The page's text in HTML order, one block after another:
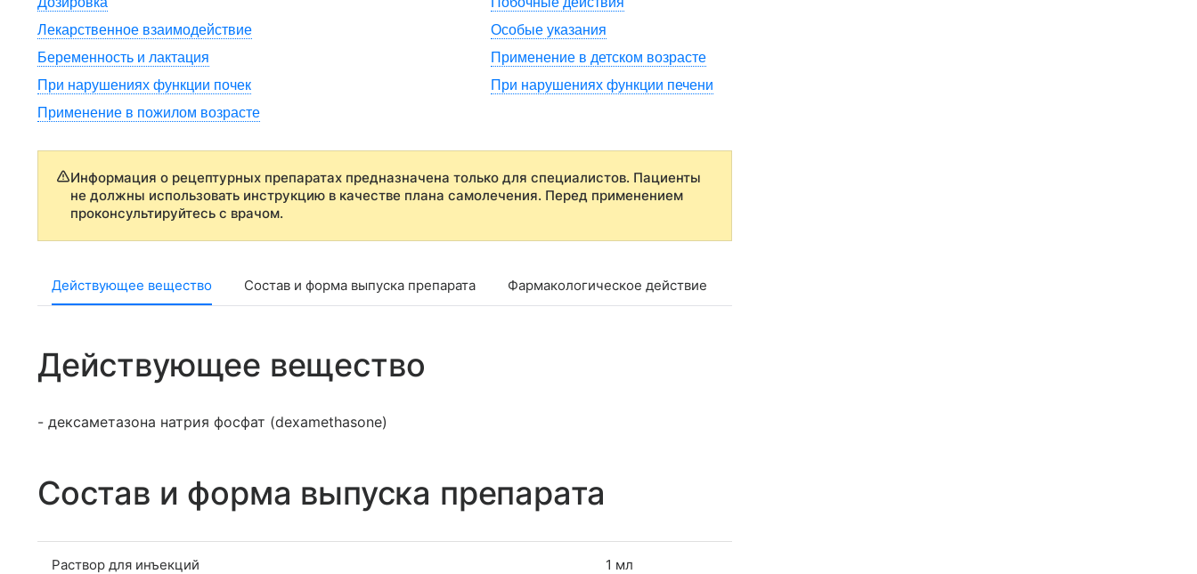
Лекарственное взаимодействие
Особые указания
Беременность и лактация
Применение в детском возрасте
При нарушениях функции почек
При нарушениях функции печени
Применение в пожилом возрасте
Информация о рецептурных препаратах предназначена только для специалистов. Пациенты
не должны использовать инструкцию в качестве плана самолечения. Перед применением
проконсультируйтесь с врачом.
Действующее вещество Состав и форма выпуска препарата Фармакологическое действие
Действующее вещество
- дексаметазона натрия фосфат (dexamethasone)
Состав и форма выпуска препарата
Раствор для инъекций 1 мл